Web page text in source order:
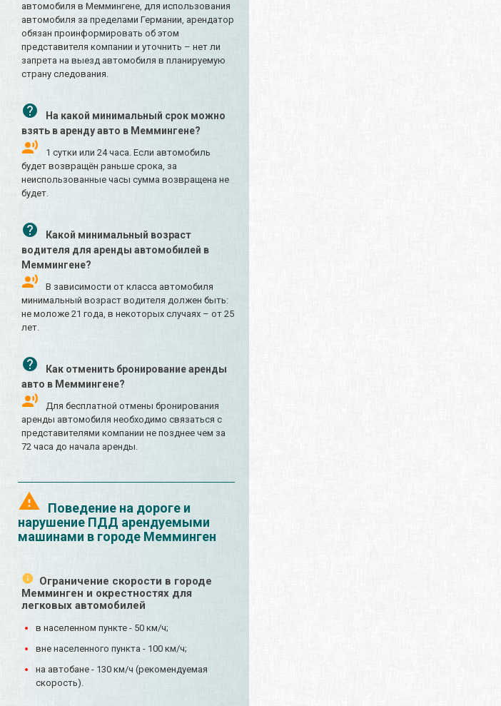
автомобиля в Меммингене, для использования
автомобиля за пределами Германии, арендатор
обязан проинформировать об этом
представителя компании и уточнить – нет ли
запрета на выезд автомобиля в планируемую
страну следования.
На какой минимальный срок можно
взять в аренду авто в Меммингене?
1 сутки или 24 часа. Если автомобиль
будет возвращён раньше срока, за
неиспользованные часы сумма возвращена не
будет.
Какой минимальный возраст
водителя для аренды автомобилей в
Меммингене?
В зависимости от класса автомобиля
минимальный возраст водителя должен быть:
не моложе 21 года, в некоторых случаях – от 25
лет.
Как отменить бронирование аренды
авто в Меммингене?
Для бесплатной отмены бронирования
аренды автомобиля необходимо связаться с
представителями компании не позднее чем за
72 часа до начала аренды.
Поведение на дороге и
нарушение ПДД арендуемыми
машинами в городе Мемминген
Ограничение скорости в городе
Мемминген и окрестностях для
легковых автомобилей
в населенном пункте - 50 км/ч;
вне населенного пункта - 100 км/ч;
на автобане - 130 км/ч (рекомендуемая
скорость).